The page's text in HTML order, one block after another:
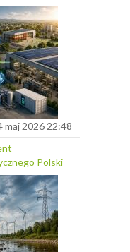
maj 2026 22:48
Polski